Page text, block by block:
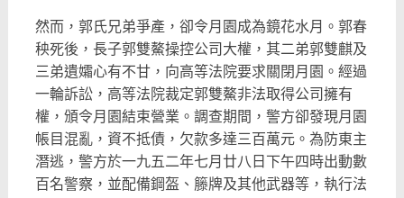
然而，郭氏兄弟爭產，卻令月園成為鏡花水月。郭春
秧死後，長子郭雙鰲操控公司大權，其二弟郭雙麒及
三弟遺孀心有不甘，向高等法院要求關閉月園。經過
一輪訴訟，高等法院裁定郭雙鰲非法取得公司擁有
權，頒令月園結束營業。調查期間，警方卻發現月園
帳目混亂，資不抵債，欠款多達三百萬元。為防東主
潛逃，警方於一九五二年七月廿八日下午四時出動數
百名警察，並配備鋼盔、籐牌及其他武器等，執行法